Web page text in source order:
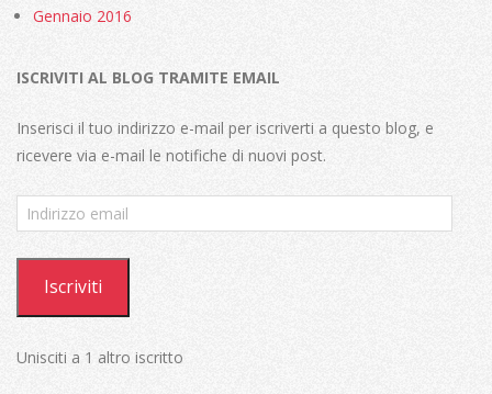
Gennaio 2016
ISCRIVITI AL BLOG TRAMITE EMAIL
Inserisci il tuo indirizzo e-mail per iscriverti a questo blog, e
ricevere via e-mail le notifiche di nuovi post.
Indirizzo
email
Iscriviti
Unisciti a 1 altro iscritto